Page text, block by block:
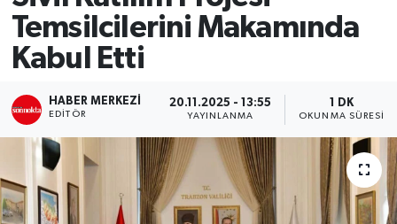
Temsilcilerini Makamında
Kabul Etti
HABER MERKEZI
EDITÖR
20.11.2025 - 13:55
YAYINLANMA
1 DK
OKUNMA SÜRESI
MAGAZİN
SAĞLIK
SİYASET
Teknoloji
TRABZON